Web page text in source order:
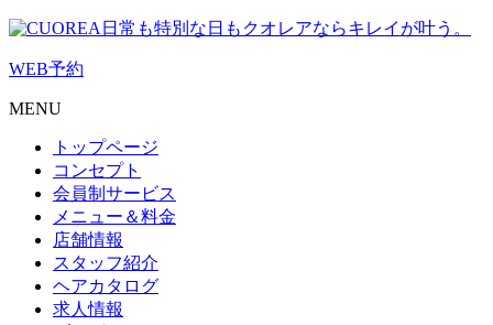
日常も特別な日もクオレアならキレイが叶う。
WEB予約
MENU
トップページ
コンセプト
会員制サービス
メニュー＆料金
店舗情報
スタッフ紹介
ヘアカタログ
求人情報